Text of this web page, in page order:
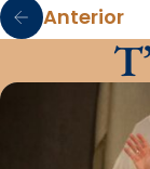
Anterior